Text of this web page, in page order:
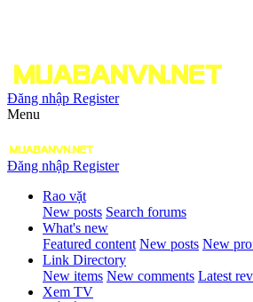
Đăng nhập Register
Menu
Đăng nhập Register
Rao vặt
New posts Search forums
What's new
Featured content New posts New
Link Directory
New items New comments Latest
Xem TV